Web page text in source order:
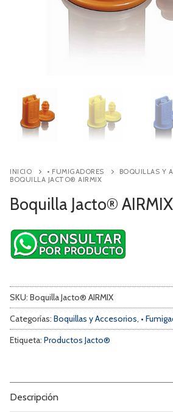
Contacto
INICIO • FUMIGADORES
BOQUILLAS Y
BOQUILLA JACTO® AIRMIX
Boquilla Jacto® AIRMIX
SKU: Boquilla Jacto® AIRMIX
Categorías: Boquillas y Accesorios, •
Etiqueta: Productos Jacto®
Descripción